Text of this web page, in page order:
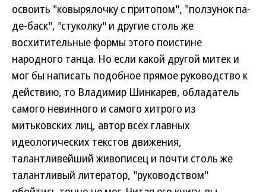
освоить "ковырялочку с притопом", "ползунок па-
де-баск", "стуколку" и другие столь же
восхитительные формы этого поистине
народного танца. Но если какой другой митек и
мог бы написать подобное прямое руководство к
действию, то Владимир Шинкарев, обладатель
самого невинного и самого хитрого из
митьковских лиц, автор всех главных
идеологических текстов движения,
талантливейший живописец и почти столь же
талантливый литератор, "руководством"